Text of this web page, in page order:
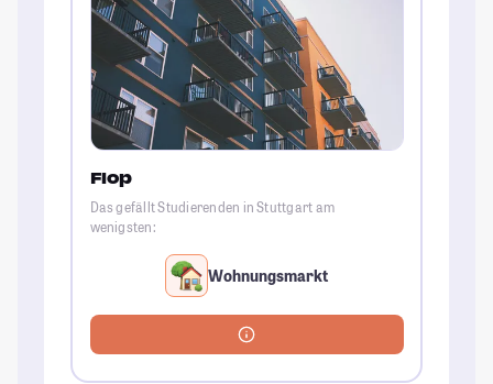
Flop
Das gefällt Studierenden in Stuttgart am
wenigsten:
Wohnungsmarkt